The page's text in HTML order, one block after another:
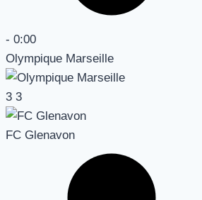
- 0:00
Olympique Marseille
3 3
FC Glenavon